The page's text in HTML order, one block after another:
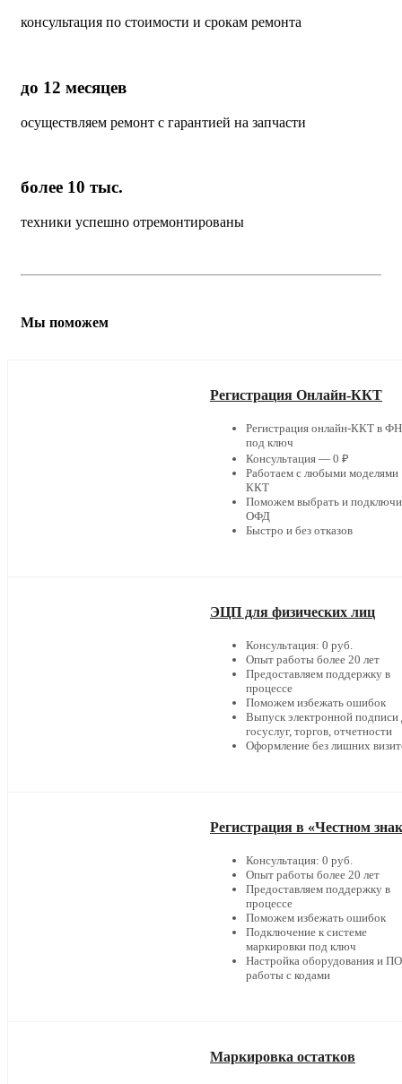
консультация по стоимости и срокам ремонта
до 12 месяцев
осуществляем ремонт с гарантией на запчасти
более 10 тыс.
техники успешно отремонтированы
Мы поможем
Регистрация Онлайн-ККТ
Регистрация онлайн-ККТ в
под ключ
Консультация — 0 ₽
Работаем с любыми моделями
ККТ
Поможем выбрать и
ОФД
Быстро и без отказов
ЭЦП для физических лиц
Консультация: 0 руб.
Опыт работы более 20 лет
Предоставляем поддержку в
процессе
Поможем избежать ошибок
Выпуск электронной подписи
госуслуг, торгов, отчетности
Оформление без лишних
Регистрация в «Честном
Консультация: 0 руб.
Опыт работы более 20 лет
Предоставляем поддержку в
процессе
Поможем избежать ошибок
Подключение к системе
маркировки под ключ
Настройка оборудования и
работы с кодами
Маркировка остатков